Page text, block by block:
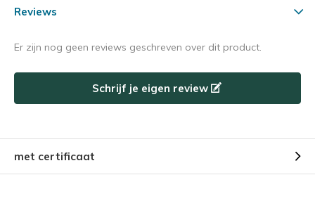
Reviews
Er zijn nog geen reviews geschreven over dit product.
Schrijf je eigen review
met certificaat